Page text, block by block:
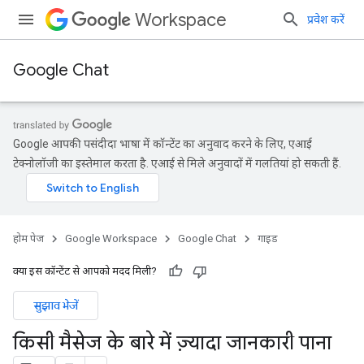
Workspace प्रवेश करें
Google Chat
Google आपकी पसंदीदा भाषा में कॉन्टेंट का अनुवाद करने के लिए, एआई
टेक्नोलॉजी का इस्तेमाल करता है. एआई से मिले अनुवादों में गलतियां हो सकती हैं.
होम पेज Google Workspace Google Chat गाइड
क्या इस कॉन्टेंट से आपको मदद मिली?
सुझाव भेजें
किसी मैसेज के बारे में ज़्यादा जानकारी पाना